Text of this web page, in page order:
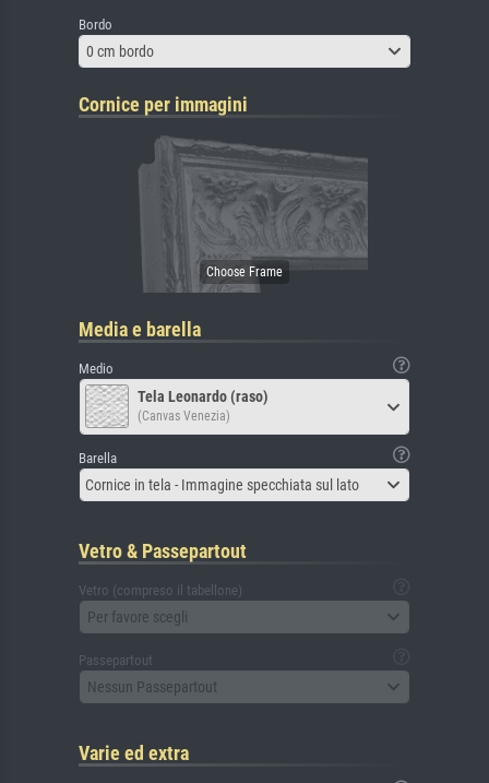
Bordo
0 cm bordo
Cornice per immagini
Media e barella
Medio
Tela Leonardo (raso)
(Canvas Venezia)
Barella
Cornice in tela - Immagine specchiata sul lato
Vetro & Passepartout
Vetro (compreso il tabellone)
Per favore scegli
Passepartout
Nessun Passepartout
Varie ed extra